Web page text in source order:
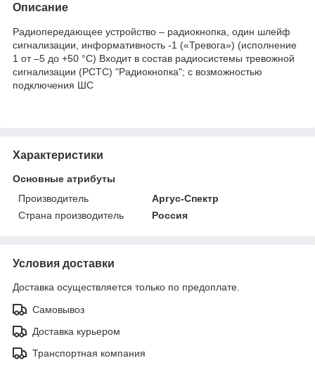
Описание
Радиопередающее устройство – радиокнопка, один шлейф
сигнализации, информативность -1 («Тревога») (исполнение
1 от –5 до +50 °C) Входит в состав радиосистемы тревожной
сигнализации (РСТС) "Радиокнопка"; с возможностью
подключения ШС
Характеристики
Основные атрибуты
Производитель
Аргус-Спектр
Страна производитель
Россия
Условия доставки
Доставка осуществляется только по предоплате.
Самовывоз
Доставка курьером
Транспортная компания